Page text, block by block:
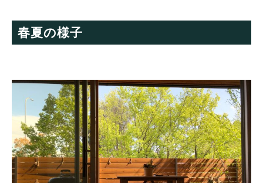
春夏の様子